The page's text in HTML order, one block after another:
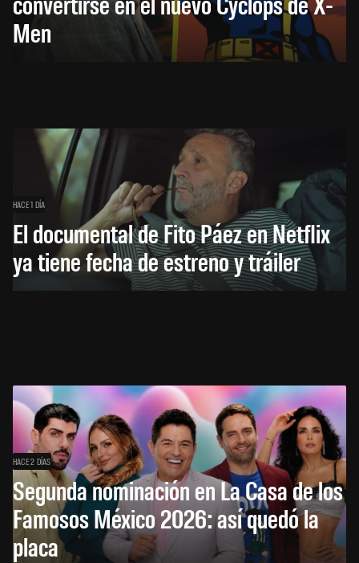
Men
HACE 1 DÍA
El documental de Fito Páez en Netflix
ya tiene fecha de estreno y tráiler
HACE 2 DÍAS
Segunda nominación en La Casa de los
Famosos México 2026: así quedó la
placa